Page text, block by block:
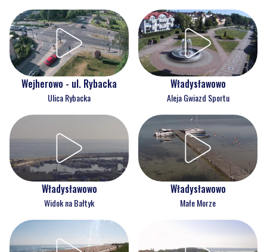
Wejherowo - ul. Rybacka
Ulica Rybacka
Władysławowo
Aleja Gwiazd Sportu
Władysławowo
Widok na Bałtyk
Władysławowo
Małe Morze